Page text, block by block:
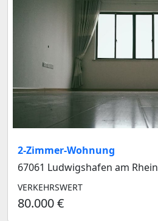
2-Zimmer-Wohnung
67061 Ludwigshafen am Rhein
VERKEHRSWERT
80.000 €